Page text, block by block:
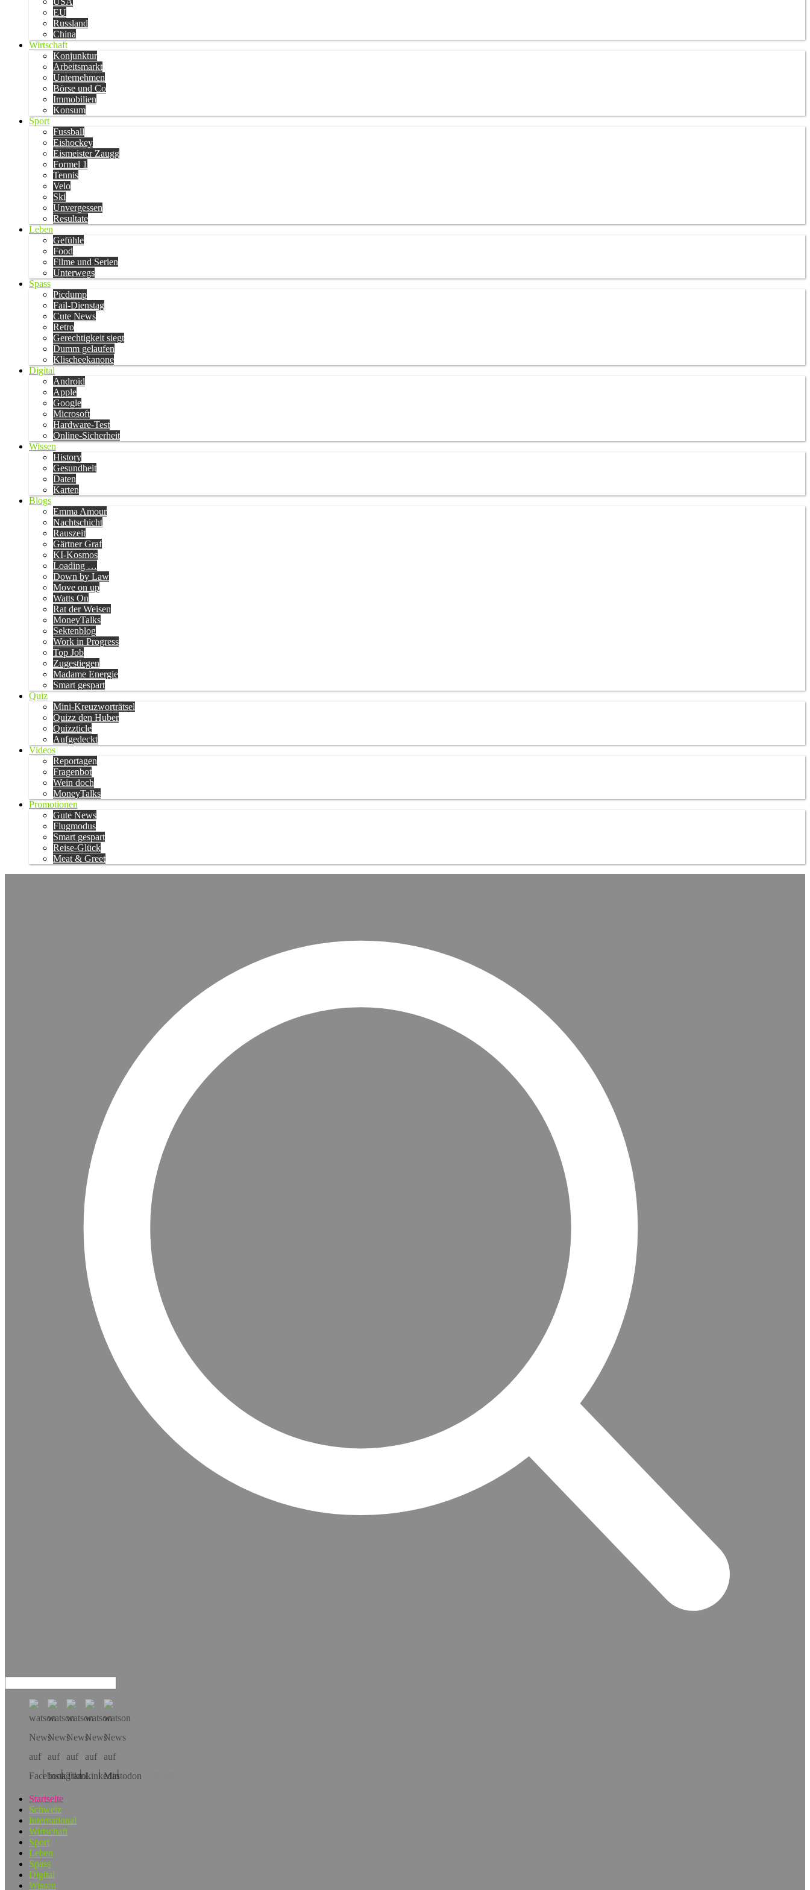
EU
Russland
China
Wirtschaft
Konjunktur
Arbeitsmarkt
Unternehmen
Börse und Co
Immobilien
Konsum
Sport
Fussball
Eishockey
Eismeister Zaugg
Formel 1
Tennis
Velo
Ski
Unvergessen
Resultate
Leben
Gefühle
Food
Filme und Serien
Unterwegs
Spass
Picdump
Fail-Dienstag
Cute News
Retro
Gerechtigkeit siegt
Dumm gelaufen
Klischeekanone
Digital
Android
Apple
Google
Microsoft
Hardware-Test
Online-Sicherheit
Wissen
History
Gesundheit
Daten
Karten
Blogs
Emma Amour
Nachtschicht
Rauszeit
Gärtner Graf
KI-Kosmos
Loading …
Down by Law
Move on up
Watts On
Rat der Weisen
MoneyTalks
Sektenblog
Work in Progress
Top Job
Zugestiegen
Madame Energie
Smart gespart
Quiz
Mini-Kreuzworträtsel
Quizz den Huber
Quizzticle
Aufgedeckt
Videos
Reportagen
Fragenbot
Wein doch
MoneyTalks
Promotionen
Gute News
Flugmodus
Smart gespart
Reise-Glück
Meat & Greet
Hol dir die App!
Startseite
Schweiz
International
Wirtschaft
Sport
Leben
Spass
Digital
Wissen